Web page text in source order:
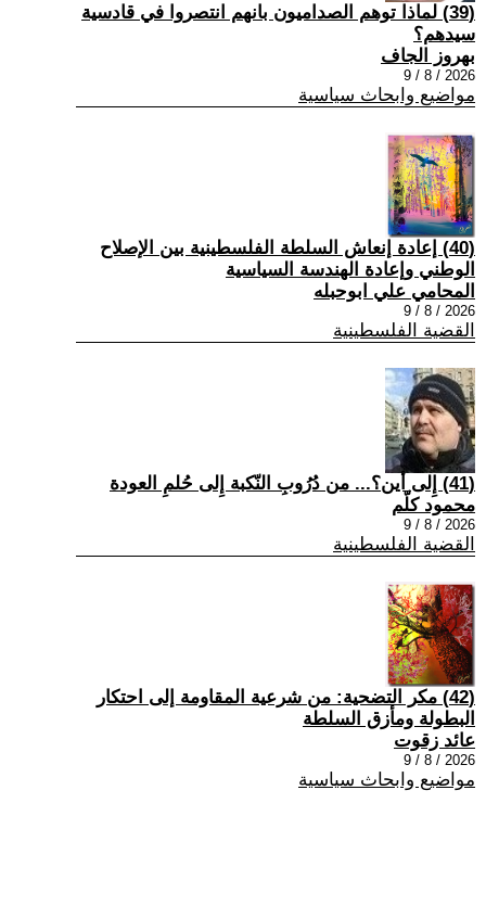
(39) ‏لماذا توهم الصداميون بانهم انتصروا في قادسية
سيدهم؟
بهروز الجاف
2026 / 8 / 9
مواضيع وابحاث سياسية
(40) إعادة إنعاش السلطة الفلسطينية بين الإصلاح
الوطني وإعادة الهندسة السياسية
المحامي علي ابوحبله
2026 / 8 / 9
القضية الفلسطينية
(41) إِلى أين؟... من دُرُوبِ النّكبة إِلى حُلمِ العودة
محمود كلّم
2026 / 8 / 9
القضية الفلسطينية
(42) مكر التضحية: من شرعية المقاومة إلى احتكار
البطولة ومأزق السلطة
عائد زقوت
2026 / 8 / 9
مواضيع وابحاث سياسية